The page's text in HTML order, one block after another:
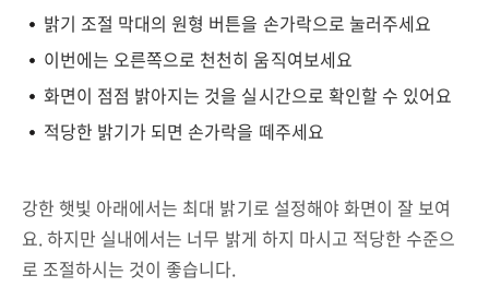
밝기 조절 막대의 원형 버튼을 손가락으로 눌러주세요
이번에는 오른쪽으로 천천히 움직여보세요
화면이 점점 밝아지는 것을 실시간으로 확인할 수 있어요
적당한 밝기가 되면 손가락을 떼주세요
강한 햇빛 아래에서는 최대 밝기로 설정해야 화면이 잘 보여
요. 하지만 실내에서는 너무 밝게 하지 마시고 적당한 수준으
로 조절하시는 것이 좋습니다.